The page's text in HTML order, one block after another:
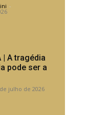
-
| A tragédia
pode ser a
julho de 2026